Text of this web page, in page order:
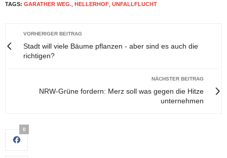
TAGS: GARATHER WEG. HELLERHOF UNFALLFLUCHT
VORHERIGER BEITRAG
Stadt will viele Bäume pflanzen - aber sind es auch die
richtigen?
NÄCHSTER BEITRAG
NRW-Grüne fordern: Merz soll was gegen die Hitze
unternehmen
0